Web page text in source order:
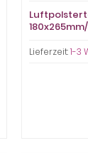
Lieferzeit:1-3